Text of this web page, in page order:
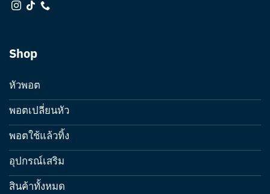
Shop
หัวพอต
พอตเปลี่ยนหัว
พอตใช้แล้วทิ้ง
อุปกรณ์เสริม
สินค้าทั้งหมด